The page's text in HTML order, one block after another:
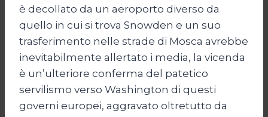
è decollato da un aeroporto diverso da
quello in cui si trova Snowden e un suo
trasferimento nelle strade di Mosca avrebbe
inevitabilmente allertato i media, la vicenda
è un’ulteriore conferma del patetico
servilismo verso Washington di questi
governi europei, aggravato oltretutto da